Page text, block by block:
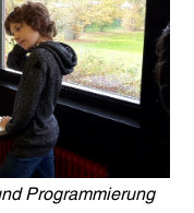
Programmierung